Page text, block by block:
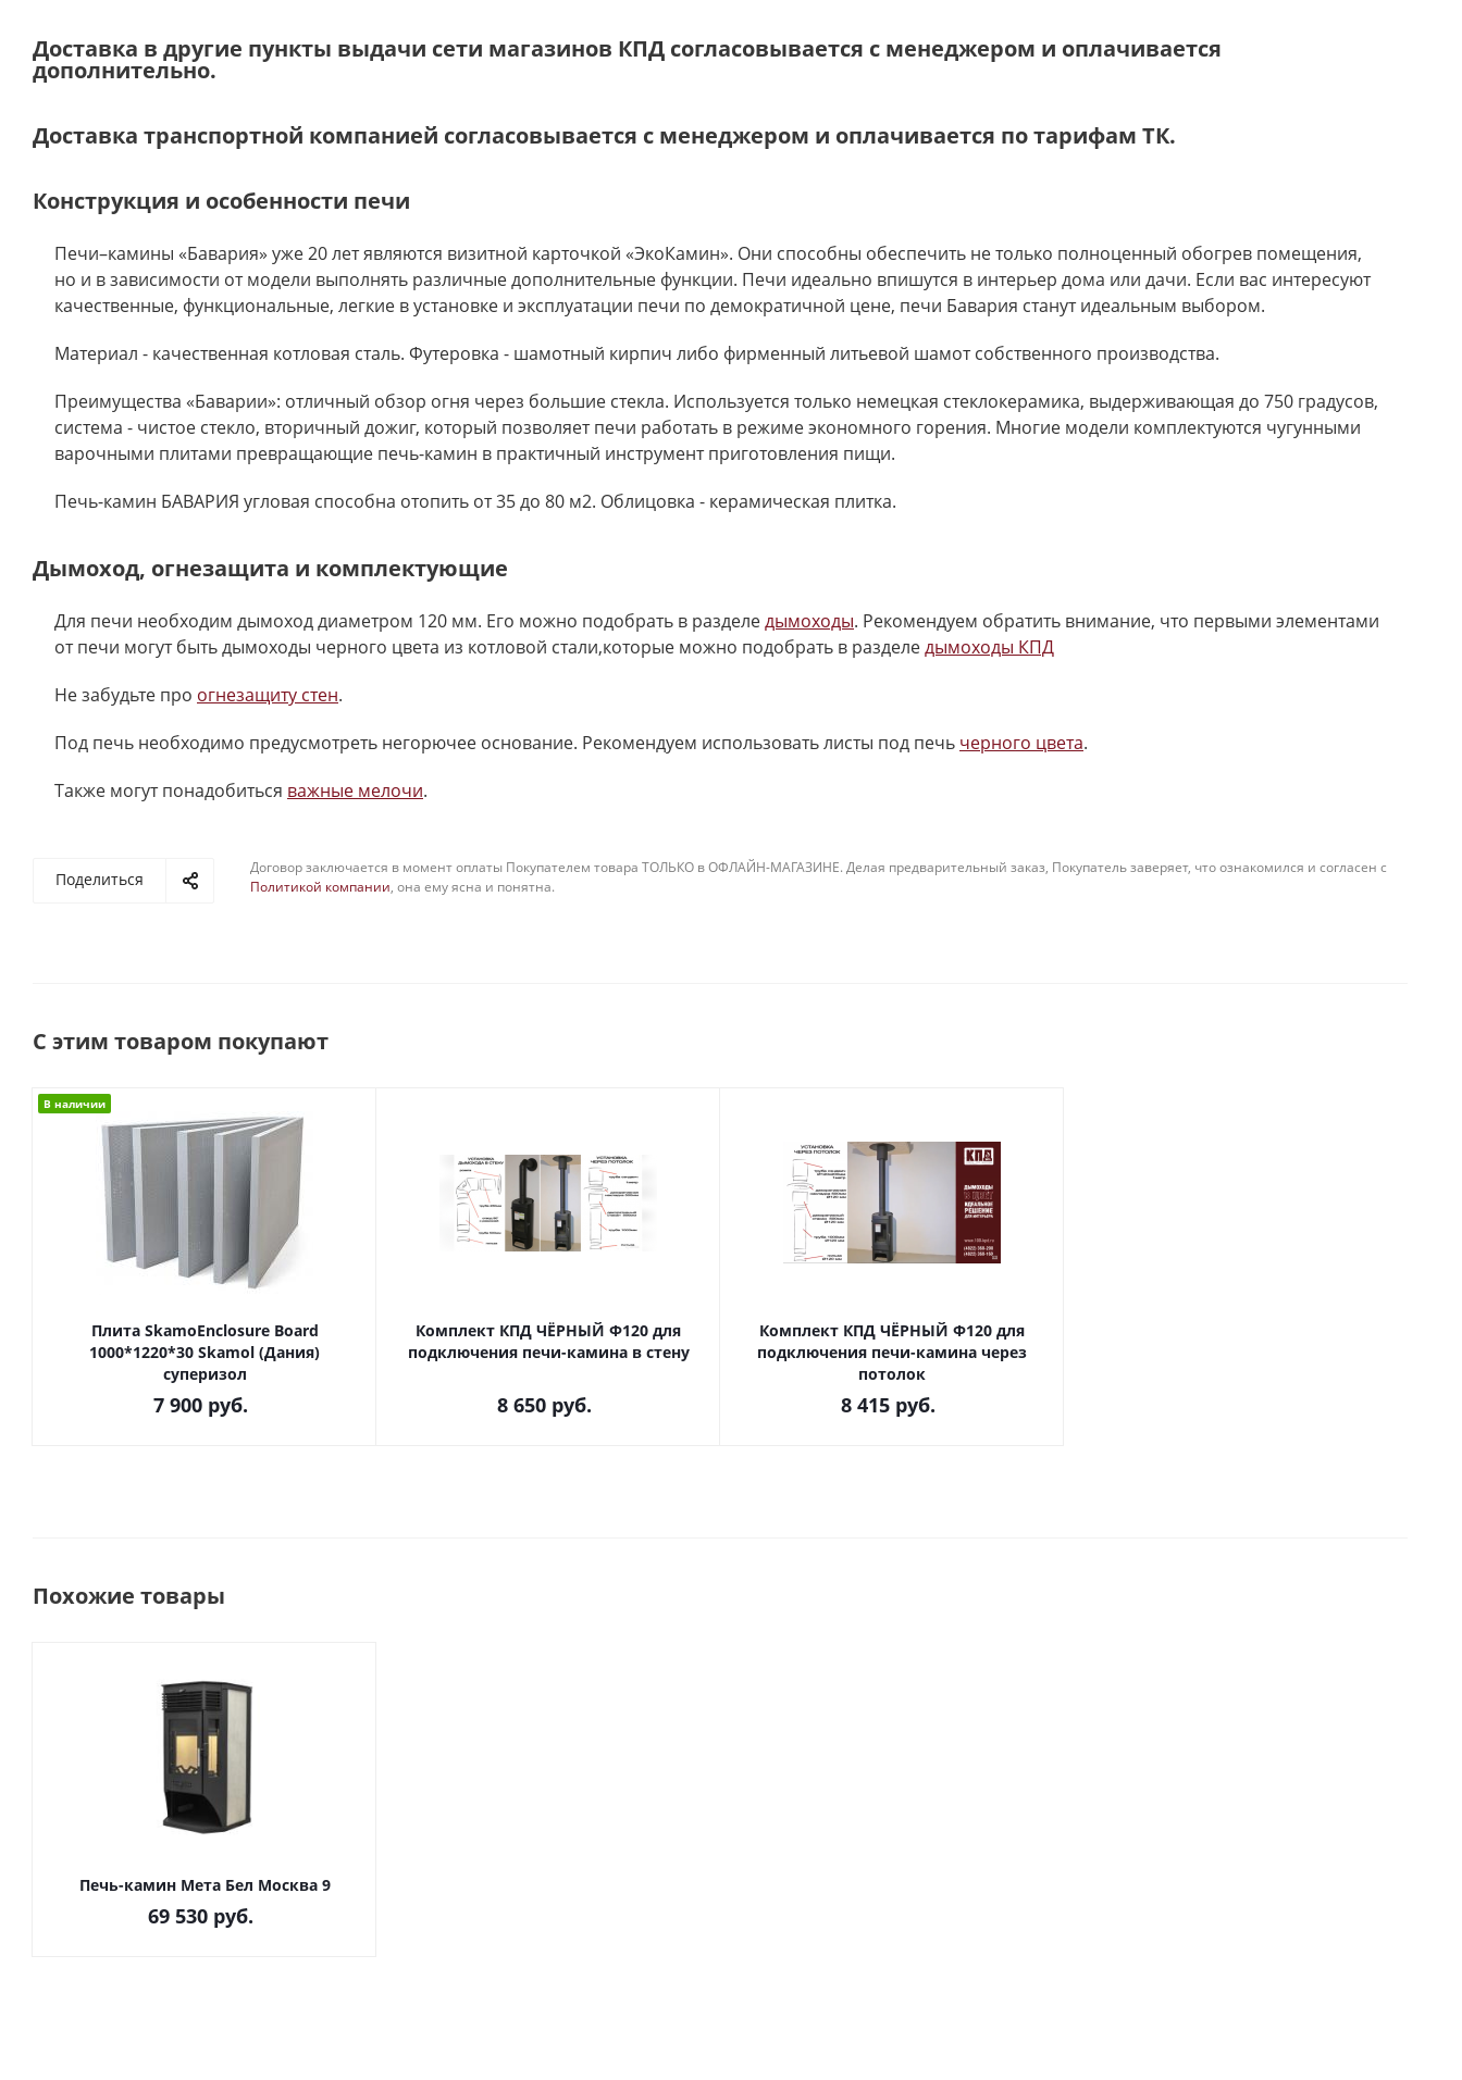
Доставка в другие пункты выдачи сети магазинов КПД согласовывается с менеджером и оплачивается
дополнительно.
Доставка транспортной компанией согласовывается с менеджером и оплачивается по тарифам ТК.
Конструкция и особенности печи
Печи–камины «Бавария» уже 20 лет являются визитной карточкой «ЭкоКамин». Они способны обеспечить не только полноценный обогрев помещения,
но и в зависимости от модели выполнять различные дополнительные функции. Печи идеально впишутся в интерьер дома или дачи. Если вас интересуют
качественные, функциональные, легкие в установке и эксплуатации печи по демократичной цене, печи Бавария станут идеальным выбором.
Материал - качественная котловая сталь. Футеровка - шамотный кирпич либо фирменный литьевой шамот собственного производства.
Преимущества «Баварии»: отличный обзор огня через большие стекла. Используется только немецкая стеклокерамика, выдерживающая до 750 градусов,
система - чистое стекло, вторичный дожиг, который позволяет печи работать в режиме экономного горения. Многие модели комплектуются чугунными
варочными плитами превращающие печь-камин в практичный инструмент приготовления пищи.
Печь-камин БАВАРИЯ угловая способна отопить от 35 до 80 м2. Облицовка - керамическая плитка.
Дымоход, огнезащита и комплектующие
Для печи необходим дымоход диаметром 120 мм. Его можно подобрать в разделедымоходы. Рекомендуем обратить внимание, что первыми элементами
от печи могут быть дымоходы черного цвета из котловой стали,которые можно подобрать в разделедымоходы КПД
Не забудьте про огнезащиту стен.
Под печь необходимо предусмотреть негорючее основание. Рекомендуем использовать листы под печь черного цвета.
Также могут понадобиться важные мелочи.
Поделиться
Договор заключается в момент оплаты Покупателем товара ТОЛЬКО в ОФЛАЙН-МАГАЗИНЕ. Делая предварительный заказ, Покупатель заверяет, что ознакомился и согласен с
Политикой компании, она ему ясна и понятна.
С этим товаром покупают
В наличии
Плита SkamoEnclosure Board
1000*1220*30 Skamol (Дания)
суперизол
7 900 руб.
Комплект КПД ЧЁРНЫЙ Ф120 для
подключения печи-камина в стену
8 650 руб.
Комплект КПД ЧЁРНЫЙ Ф120 для
подключения печи-камина через
потолок
8 415 руб.
Похожие товары
Печь-камин Мета Бел Москва 9
69 530 руб.